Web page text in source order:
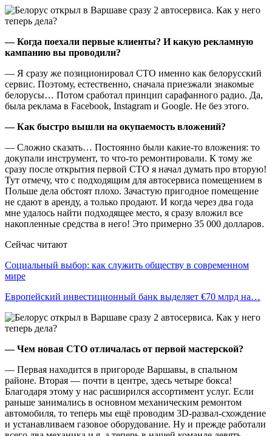
— Когда поехали первые клиенты? И какую рекламную
кампанию вы проводили?
— Я сразу же позиционировал СТО именно как белорусский
сервис. Поэтому, естественно, сначала приезжали знакомые
белорусы… Потом сработал принцип сарафанного радио. Да,
была реклама в Facebook, Instagram и Google. Не без этого.
— Как быстро вышли на окупаемость вложений?
— Сложно сказать… Постоянно были какие-то вложения: то
докупали инструмент, то что-то ремонтировали. К тому же
сразу после открытия первой СТО я начал думать про вторую!
Тут отмечу, что с подходящим для автосервиса помещением в
Польше дела обстоят плохо. Зачастую пригодное помещение
не сдают в аренду, а только продают. И когда через два года
мне удалось найти подходящее место, я сразу вложил все
накопленные средства в него! Это примерно 35 000 долларов.
Сейчас читают
Социальный выбор: как служить обществу в современном
мире
Европейский инвестиционный банк выделяет €70 млрд на…
— Чем новая СТО отличалась от первой мастерской?
— Первая находится в пригороде Варшавы, в спальном
районе. Вторая — почти в центре, здесь четыре бокса!
Благодаря этому у нас расширился ассортимент услуг. Если
раньше занимались в основном механическим ремонтом
автомобиля, то теперь мы ещё проводим 3D-развал-схождение
и устанавливаем газовое оборудование. Ну и прежде работали